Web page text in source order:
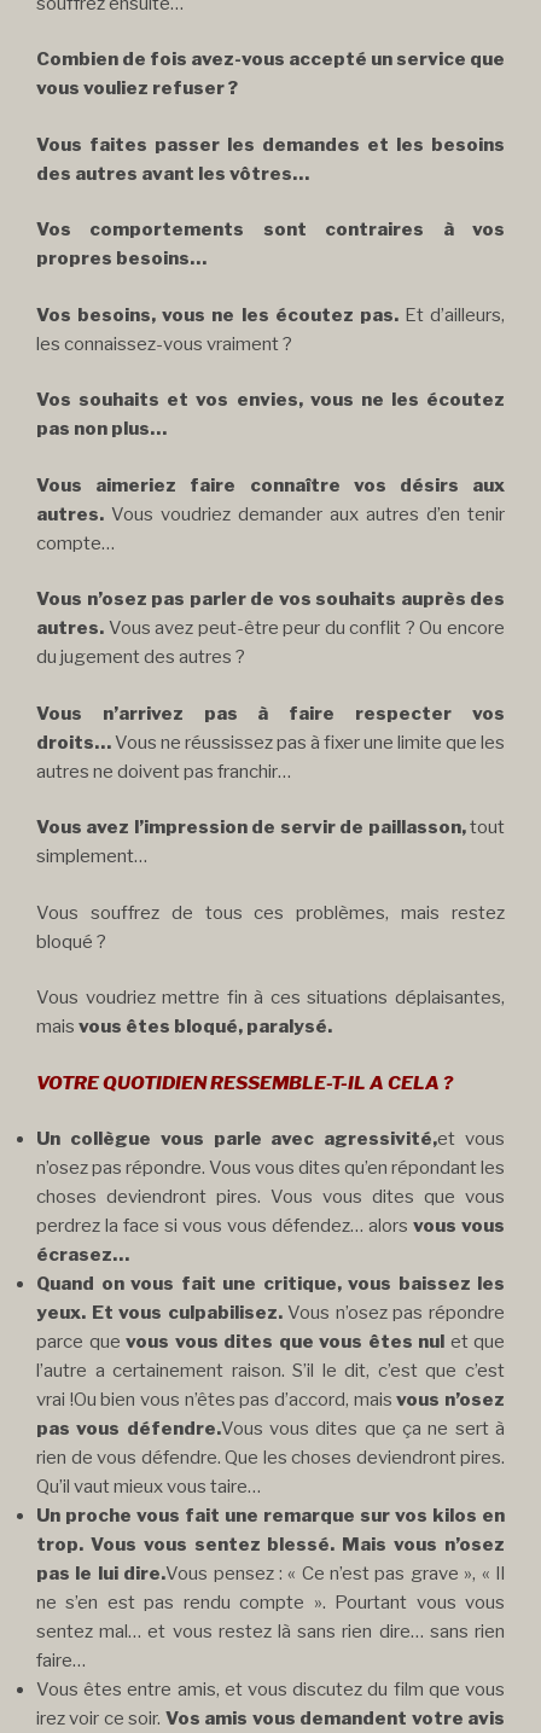
Combien de fois avez-vous accepté un service que
vous vouliez refuser ?
Vous faites passer les demandes et les besoins
des autres avant les vôtres…
Vos comportements sont contraires à vos
propres besoins…
Vos besoins, vous ne les écoutez pas.Et d’ailleurs,
les connaissez-vous vraiment ?
Vos souhaits et vos envies, vous ne les écoutez
pas non plus…
Vous aimeriez faire connaître vos désirs aux
autres. Vous voudriez demander aux autres d’en tenir
compte…
Vous n’osez pas parler de vos souhaits auprès des
autres. Vous avez peut-être peur du conflit ? Ou encore
du jugement des autres ?
Vous n’arrivez pas à faire respecter vos
droits…Vous ne réussissez pas à fixer une limite que les
autres ne doivent pas franchir…
Vous avez l’impression de servir de paillasson,tout
simplement…
Vous souffrez de tous ces problèmes, mais restez
bloqué ?
Vous voudriez mettre fin à ces situations déplaisantes,
mais vous êtes bloqué, paralysé.
VOTRE QUOTIDIEN RESSEMBLE-T-IL A CELA ?
Un collègue vous parle avec agressivité,et vous
n’osez pas répondre. Vous vous dites qu’en répondant les
choses deviendront pires. Vous vous dites que vous
perdrez la face si vous vous défendez… alors vous vous
écrasez…
Quand on vous fait une critique, vous baissez les
yeux. Et vous culpabilisez.Vous n’osez pas répondre
parce que vous vous dites que vous êtes nul et que
l’autre a certainement raison. S’il le dit, c’est que c’est
vrai !Ou bien vous n’êtes pas d’accord, maisvous n’osez
pas vous défendre.Vous vous dites que ça ne sert à
rien de vous défendre. Que les choses deviendront pires.
Qu’il vaut mieux vous taire…
Un proche vous fait une remarque sur vos kilos en
trop. Vous vous sentez blessé. Mais vous n’osez
pas le lui dire.Vous pensez : « Ce n’est pas grave », « Il
ne s’en est pas rendu compte ». Pourtant vous vous
sentez mal… et vous restez là sans rien dire… sans rien
faire…
Vous êtes entre amis, et vous discutez du film que vous
irez voir ce soir. Vos amis vous demandent votre avis